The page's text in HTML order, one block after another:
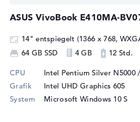
ASUS VivoBook E410MA-
14" entspiegelt (1366 x 768,
64 GB SSD
4 GB 12 Std.
CPU Intel Pentium Silver N5000
Grafik
Intel UHD Graphics 605
System
Microsoft Windows 10 S